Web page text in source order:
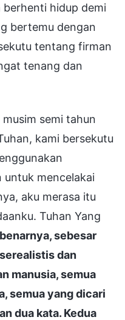
hidup demi
bertemu dengan
tentang firman
tenang dan
semi tahun
kami bersekutu
mencelakai
aku merasa itu
Tuhan Yang
sebesar
dan
manusia, semua
semua yang dicari
dua kata. Kedua